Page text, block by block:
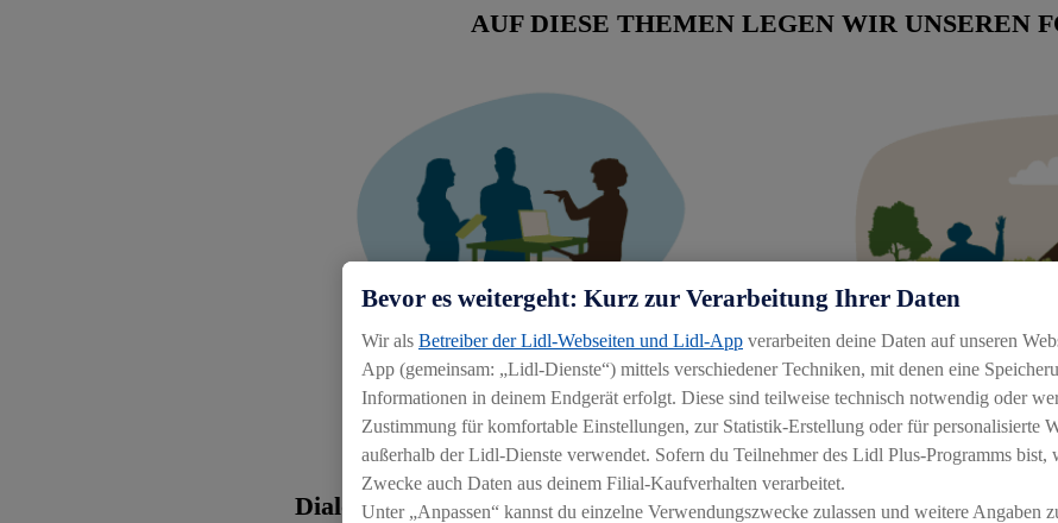
AUF DIESE THEMEN LEGEN WIR UNSEREN
Dialog führen Fair handeln
Bevor es weitergeht: Kurz zur Verarbeitung Ihrer Daten
Wir als Betreiber der Lidl-Webseiten und Lidl-App verarbeiten deine Daten auf unseren
App (gemeinsam: „Lidl-Dienste“) mittels verschiedener Techniken, mit denen eine
Informationen in deinem Endgerät erfolgt. Diese sind teilweise technisch notwendig oder
Zustimmung für komfortable Einstellungen, zur Statistik-Erstellung oder für personalisierte
außerhalb der Lidl-Dienste verwendet. Sofern du Teilnehmer des Lidl Plus-Programms bist,
Zwecke auch Daten aus deinem Filial-Kaufverhalten verarbeitet.
Unter „Anpassen“ kannst du einzelne Verwendungszwecke zulassen und weitere Angaben